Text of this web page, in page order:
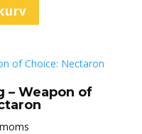
– Weapon of